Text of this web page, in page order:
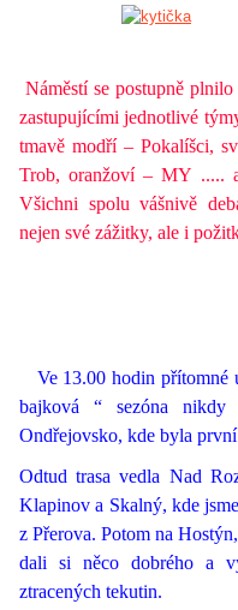
Náměstí se postupně
zastupujícími jednotlivé
tmavě modří – Pokalíšci,
Trob, oranžoví – MY .....
Všichni spolu vášnivě
nejen své zážitky, ale i
Ve 13.00 hodin přítomné
bajková “ sezóna
Ondřejovsko, kde byla
Odtud trasa vedla Nad
Klapinov a Skalný, kde
z Přerova. Potom na
dali si něco dobrého a